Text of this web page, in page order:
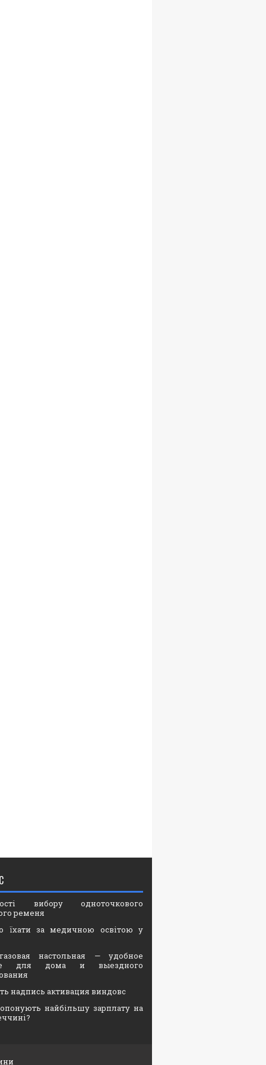
вибору одноточкового
ременя
їхати за медичною освітою у
настольная — удобное
для дома и выездного
надпись активация виндовс
найбільшу зарплату на